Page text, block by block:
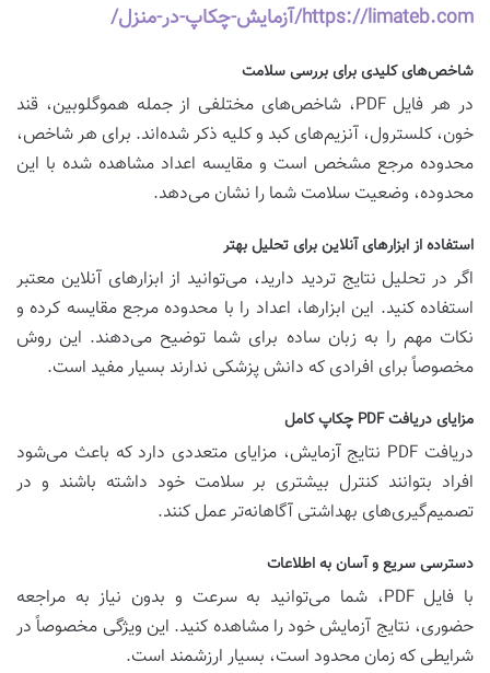
https://limateb.com/آزمایش-چکاپ-در-منزل/
شاخص‌های کلیدی برای بررسی سلامت
در هر فایل PDF، شاخص‌های مختلفی از جمله هموگلوبین، قند
خون، کلسترول، آنزیم‌های کبد و کلیه ذکر شده‌اند. برای هر شاخص،
محدوده مرجع مشخص است و مقایسه اعداد مشاهده شده با این
محدوده، وضعیت سلامت شما را نشان می‌دهد.
استفاده از ابزارهای آنلاین برای تحلیل بهتر
اگر در تحلیل نتایج تردید دارید، می‌توانید از ابزارهای آنلاین معتبر
استفاده کنید. این ابزارها، اعداد را با محدوده مرجع مقایسه کرده و
نکات مهم را به زبان ساده برای شما توضیح می‌دهند. این روش
مخصوصاً برای افرادی که دانش پزشکی ندارند بسیار مفید است.
مزایای دریافت PDF چکاپ کامل
دریافت PDF نتایج آزمایش، مزایای متعددی دارد که باعث می‌شود
افراد بتوانند کنترل بیشتری بر سلامت خود داشته باشند و در
تصمیم‌گیری‌های بهداشتی آگاهانه‌تر عمل کنند.
دسترسی سریع و آسان به اطلاعات
با فایل PDF، شما می‌توانید به سرعت و بدون نیاز به مراجعه
حضوری، نتایج آزمایش خود را مشاهده کنید. این ویژگی مخصوصاً در
شرایطی که زمان محدود است، بسیار ارزشمند است.